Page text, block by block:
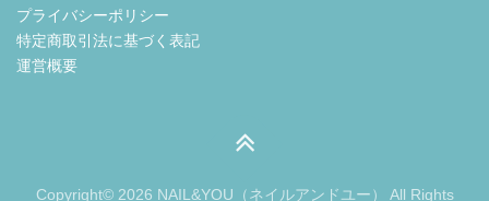
プライバシーポリシー
特定商取引法に基づく表記
運営概要
Copyright© 2026 NAIL&YOU（ネイルアンドユー） All Rights